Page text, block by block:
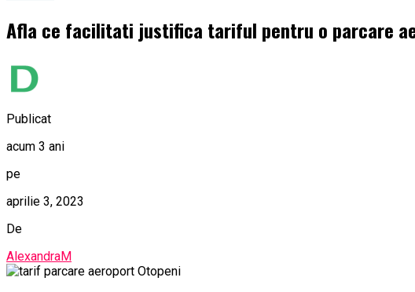
Afla ce facilitati justifica tariful pentru o parcare
Publicat
acum 3 ani
pe
aprilie 3, 2023
De
AlexandraM